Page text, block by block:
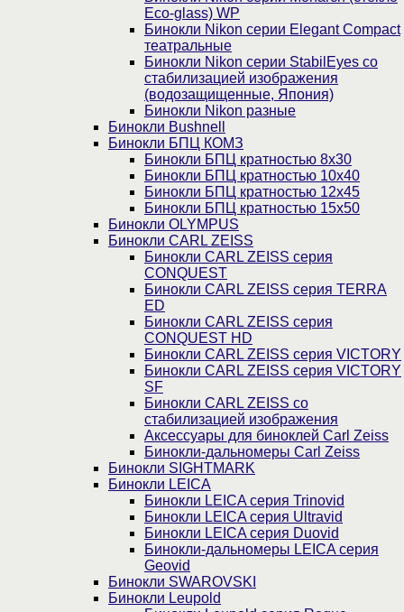
Eco-glass) WP
Бинокли Nikon серии Elegant Compact
театральные
Бинокли Nikon серии StabilEyes со
стабилизацией изображения
(водозащищенные, Япония)
Бинокли Nikon разные
Бинокли Bushnell
Бинокли БПЦ КОМЗ
Бинокли БПЦ кратностью 8х30
Бинокли БПЦ кратностью 10х40
Бинокли БПЦ кратностью 12х45
Бинокли БПЦ кратностью 15х50
Бинокли OLYMPUS
Бинокли CARL ZEISS
Бинокли CARL ZEISS серия
CONQUEST
Бинокли CARL ZEISS серия TERRA
ED
Бинокли CARL ZEISS серия
CONQUEST HD
Бинокли CARL ZEISS серия VICTORY
Бинокли CARL ZEISS серия VICTORY
SF
Бинокли CARL ZEISS со
стабилизацией изображения
Аксессуары для биноклей Carl Zeiss
Бинокли-дальномеры Carl Zeiss
Бинокли SIGHTMARK
Бинокли LEICA
Бинокли LEICA серия Trinovid
Бинокли LEICA серия Ultravid
Бинокли LEICA серия Duovid
Бинокли-дальномеры LEICA серия
Geovid
Бинокли SWAROVSKI
Бинокли Leupold